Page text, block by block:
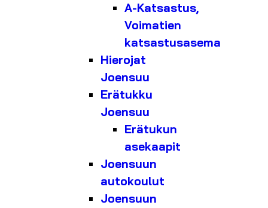
A-Katsastus,
Voimatien
katsastusasema
Hierojat
Joensuu
Erätukku
Joensuu
Erätukun
asekaapit
Joensuun
autokoulut
Joensuun